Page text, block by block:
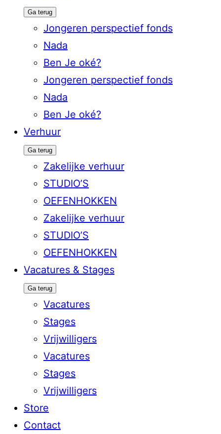
Ga terug
Jongeren perspectief fonds
Nada
Ben Je oké?
Jongeren perspectief fonds
Nada
Ben Je oké?
Verhuur
Ga terug
Zakelijke verhuur
STUDIO’S
OEFENHOKKEN
Zakelijke verhuur
STUDIO’S
OEFENHOKKEN
Vacatures & Stages
Ga terug
Vacatures
Stages
Vrijwilligers
Vacatures
Stages
Vrijwilligers
Store
Contact